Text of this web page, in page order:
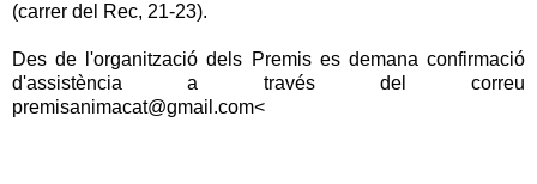
(carrer del Rec, 21-23).
Des de l'organització dels Premis es demana confirmació
d'assistència a través del correu
premisanimacat@gmail.com<